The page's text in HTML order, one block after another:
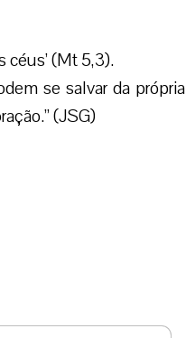
céus’ (Mt 5,3).
se salvar da própria
(JSG)